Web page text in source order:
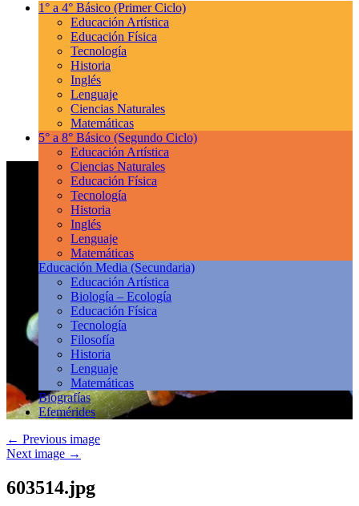
1° a 4° Básico (Primer Ciclo)
Educación Artística
Educación Física
Tecnología
Historia
Inglés
Lenguaje
Ciencias Naturales
Matemáticas
5° a 8° Básico (Segundo Ciclo)
Educación Artística
Ciencias Naturales
Educación Física
Tecnología
Historia
Inglés
Lenguaje
Matemáticas
Educación Media (Secundaria)
Educación Artística
Biología – Ecología
Educación Física
Tecnología
Filosofía
Historia
Lenguaje
Matemáticas
Biografías
Efemérides
← Previous image
Next image →
603514.jpg